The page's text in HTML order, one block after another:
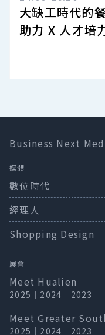
大缺工時代的
助力 X 人才培
Business Next
媒體
數位時代
經理人
Shopping Design
展會
Meet Hualien
2025 ｜ 2024 ｜ 2023 ｜
Meet Greater
2025 ｜ 2024 ｜ 2023 ｜